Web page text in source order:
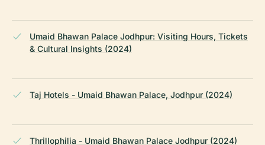
Umaid Bhawan Palace Jodhpur: Visiting Hours, Tickets
& Cultural Insights (2024)
Taj Hotels - Umaid Bhawan Palace, Jodhpur (2024)
Thrillophilia - Umaid Bhawan Palace Jodhpur (2024)